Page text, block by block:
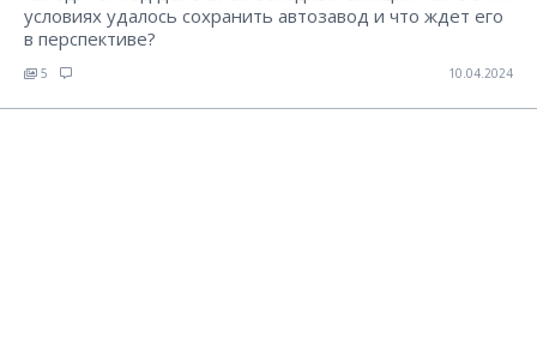
условиях удалось сохранить автозавод и что ждет его
в перспективе?
5 10.04.2024